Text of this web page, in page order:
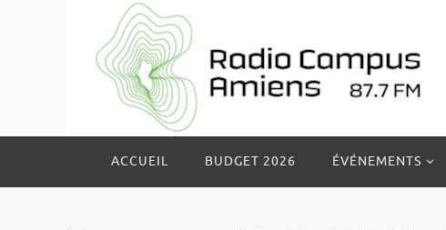
le
ACCUEIL BUDGET 2026 ÉVÉNEMENTS